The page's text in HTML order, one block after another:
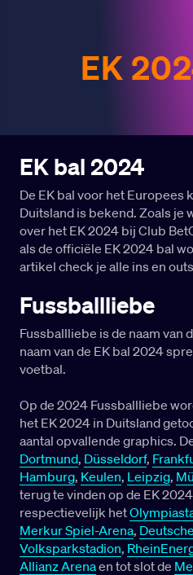
EK
EK bal 2024
De EK bal voor het Europees
Duitsland is bekend. Zoals je
over het EK 2024 bij Club
als de officiële EK 2024 bal
artikel check je alle ins en
Fussballliebe
Fussballliebe is de naam van
naam van de EK bal 2024
voetbal.
Op de 2024 Fussballliebe
het EK 2024 in Duitsland
aantal opvallende graphics.
Dortmund, Düsseldorf,
Hamburg, Keulen, Leipzig,
terug te vinden op de EK
respectievelijk het
Merkur Spiel-Arena,
Volksparkstadion,
Allianz Arenaen tot slot de